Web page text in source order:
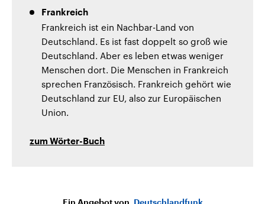
Frankreich
Frankreich ist ein Nachbar-Land von
Deutschland. Es ist fast doppelt so groß wie
Deutschland. Aber es leben etwas weniger
Menschen dort. Die Menschen in Frankreich
sprechen Französisch. Frankreich gehört wie
Deutschland zur EU, also zur Europäischen
Union.
zum Wörter-Buch
Ein Angebot von Deutschlandfunk